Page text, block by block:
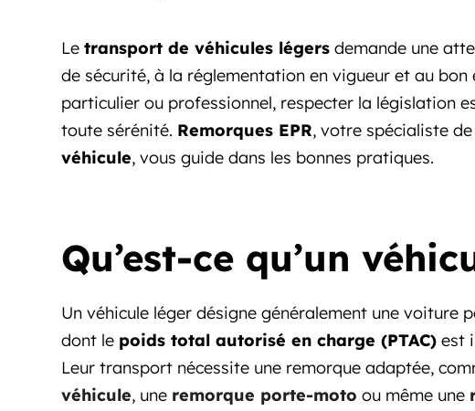
Letransport de véhicules légers demande une
de sécurité, à la réglementation en vigueur et au bon
particulier ou professionnel, respecter la législation
toute sérénité. Remorques EPR, votre spécialiste
véhicule, vous guide dans les bonnes pratiques.
Qu’est-ce qu’un
Un véhicule léger désigne généralement une voiture
dont le poids total autorisé en charge (PTAC) est
Leur transport nécessite une remorque adaptée,
véhicule, une remorque porte-moto ou même une